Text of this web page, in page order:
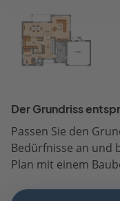
Der Grundriss
Passen Sie den
Bedürfnisse an und
Plan mit einem